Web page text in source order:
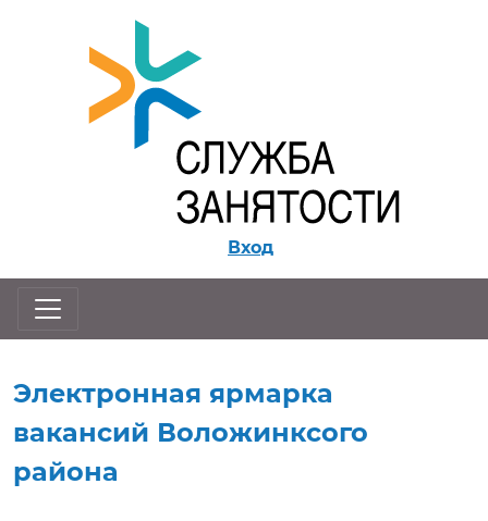
Вход
Электронная ярмарка
вакансий Воложинксого
района